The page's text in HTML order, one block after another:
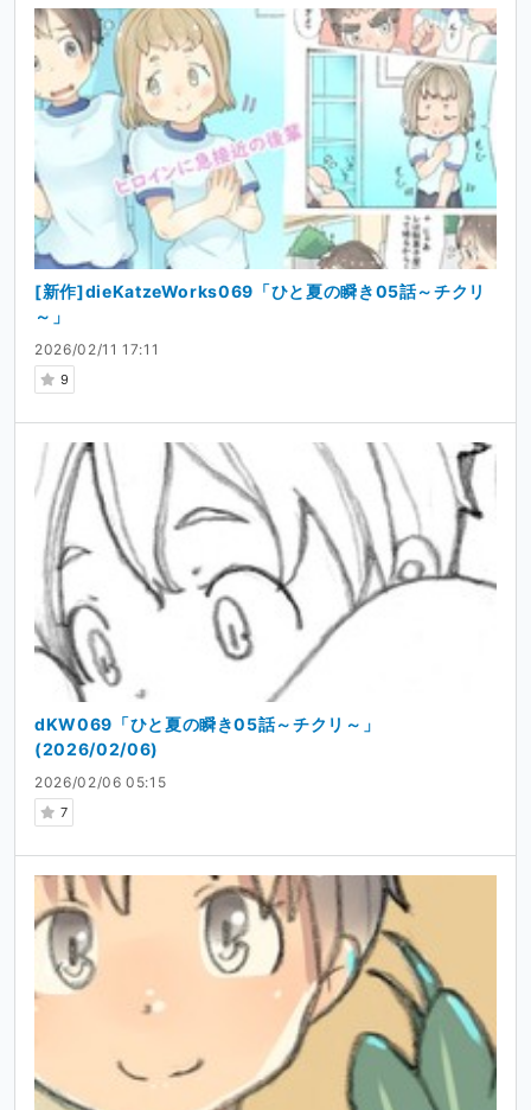
2026/02/11 17:11
9
[新作]dieKatzeWorks069「ひと夏の瞬き05話～チクリ
～」
2026/02/06 05:15
7
dKW069「ひと夏の瞬き05話～チクリ～」
(2026/02/06)